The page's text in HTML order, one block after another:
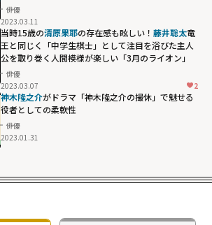
俳優
2023.03.11
当時15歳の清原果耶の存在感も眩しい！ 藤井聡太竜
王と同じく「中学生棋士」として注目を浴びた主人
公を取り巻く人間模様が楽しい「3月のライオン」
俳優
2023.03.07
2
神木隆之介がドラマ「神木隆之介の撮休」で魅せる
役者としての柔軟性
俳優
2023.01.31